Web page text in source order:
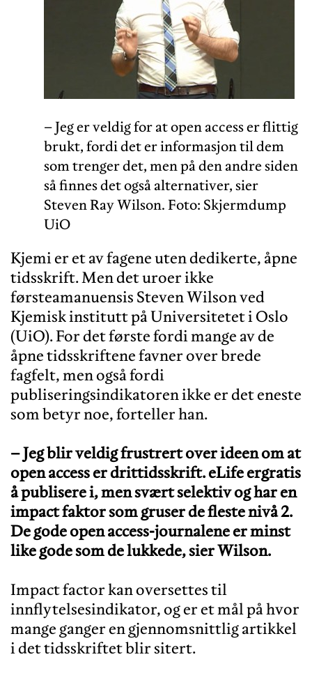
– Jeg er veldig for at open access er flittig
brukt, fordi det er informasjon til dem
som trenger det, men på den andre siden
så finnes det også alternativer, sier
Steven Ray Wilson. Foto: Skjermdump
UiO
Kjemi er et av fagene uten dedikerte, åpne
tidsskrift. Men det uroer ikke
førsteamanuensis Steven Wilson ved
Kjemisk institutt på Universitetet i Oslo
(UiO). For det første fordi mange av de
åpne tidsskriftene favner over brede
fagfelt, men også fordi
publiseringsindikatoren ikke er det eneste
som betyr noe, forteller han.
– Jeg blir veldig frustrert over ideen om at
open access er drittidsskrift. eLife ergratis
å publisere i, men svært selektiv og har en
impact faktor som gruser de fleste nivå 2.
De gode open access-journalene er minst
like gode som de lukkede, sier Wilson.
Impact factor kan oversettes til
innflytelsesindikator, og er et mål på hvor
mange ganger en gjennomsnittlig artikkel
i det tidsskriftet blir sitert.